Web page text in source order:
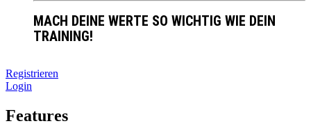
MACH DEINE WERTE SO WICHTIG WIE DEIN
TRAINING!
Registrieren
Login
Features